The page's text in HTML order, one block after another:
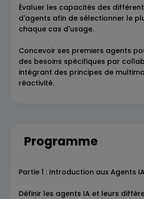
Évaluer les capacités des
d'agents afin de sélectionner le
chaque cas d'usage.
Concevoir ses premiers agents
des besoins spécifiques par
intégrant des principes de
réactivité.
Programme
Partie 1 : Introduction aux Agents IA
Définir les agents IA et leurs